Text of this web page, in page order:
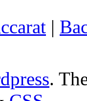
|
.